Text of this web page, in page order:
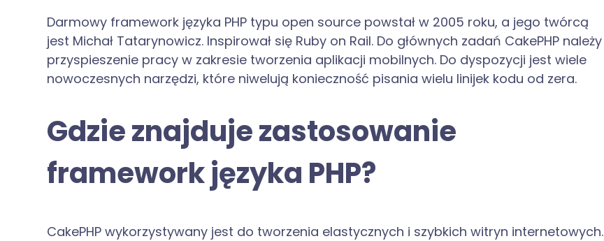
Darmowy framework języka PHP typu open source powstał w 2005 roku, a jego twórcą
jest Michał Tatarynowicz. Inspirował się Ruby on Rail. Do głównych zadań CakePHP należy
przyspieszenie pracy w zakresie tworzenia aplikacji mobilnych. Do dyspozycji jest wiele
nowoczesnych narzędzi, które niwelują konieczność pisania wielu linijek kodu od zera.
Gdzie znajduje zastosowanie
framework języka PHP?
CakePHP wykorzystywany jest do tworzenia elastycznych i szybkich witryn internetowych.